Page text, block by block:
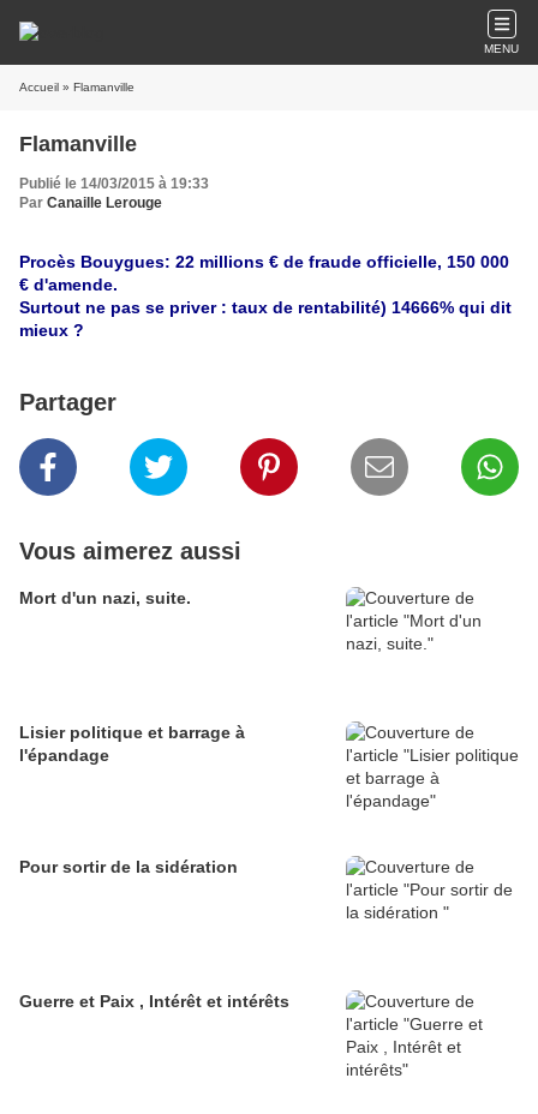
MENU
Accueil » Flamanville
Flamanville
Publié le 14/03/2015 à 19:33
Par Canaille Lerouge
Procès Bouygues: 22 millions € de fraude officielle, 150 000
€ d'amende.
Surtout ne pas se priver : taux de rentabilité) 14666% qui dit
mieux ?
Partager
Vous aimerez aussi
Mort d'un nazi, suite.
Lisier politique et barrage à
l'épandage
Pour sortir de la sidération
Guerre et Paix , Intérêt et intérêts